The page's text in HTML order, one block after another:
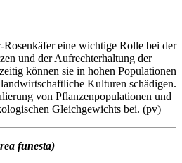
Rosenkäfer eine wichtige Rolle bei der
und der Aufrechterhaltung der
können sie in hohen Populationen
Kulturen schädigen.
von Pflanzenpopulationen und
Gleichgewichts bei. (pv)
funesta)